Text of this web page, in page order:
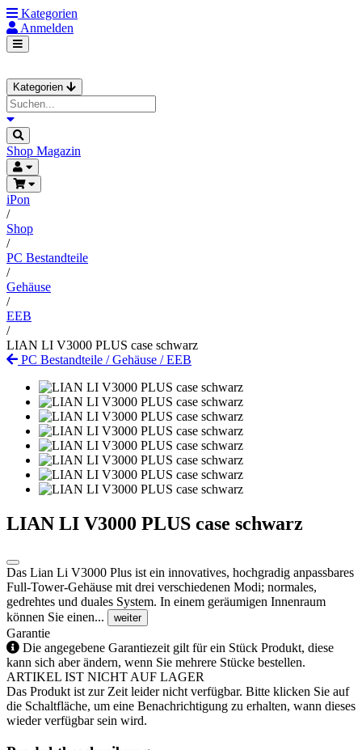
Kategorien
Anmelden
Kategorien
Shop Magazin
iPon
/
Shop
/
PC Bestandteile
/
Gehäuse
/
EEB
/
LIAN LI V3000 PLUS case schwarz
PC Bestandteile /Gehäuse /EEB
LIAN LI V3000 PLUS case schwarz
Das Lian Li V3000 Plus ist ein innovatives, hochgradig anpassbares
Full-Tower-Gehäuse mit drei verschiedenen Modi; normales,
gedrehtes und duales System. In einem geräumigen Innenraum
können Sie einen...
weiter
Garantie
Die angegebene Garantiezeit gilt für ein Stück Produkt, diese
kann sich aber ändern, wenn Sie mehrere Stücke bestellen.
ARTIKEL IST NICHT AUF LAGER
Das Produkt ist zur Zeit leider nicht verfügbar. Bitte klicken Sie auf
die Schaltfläche, um eine Benachrichtigung zu erhalten, wann dieses
wieder verfügbar sein wird.